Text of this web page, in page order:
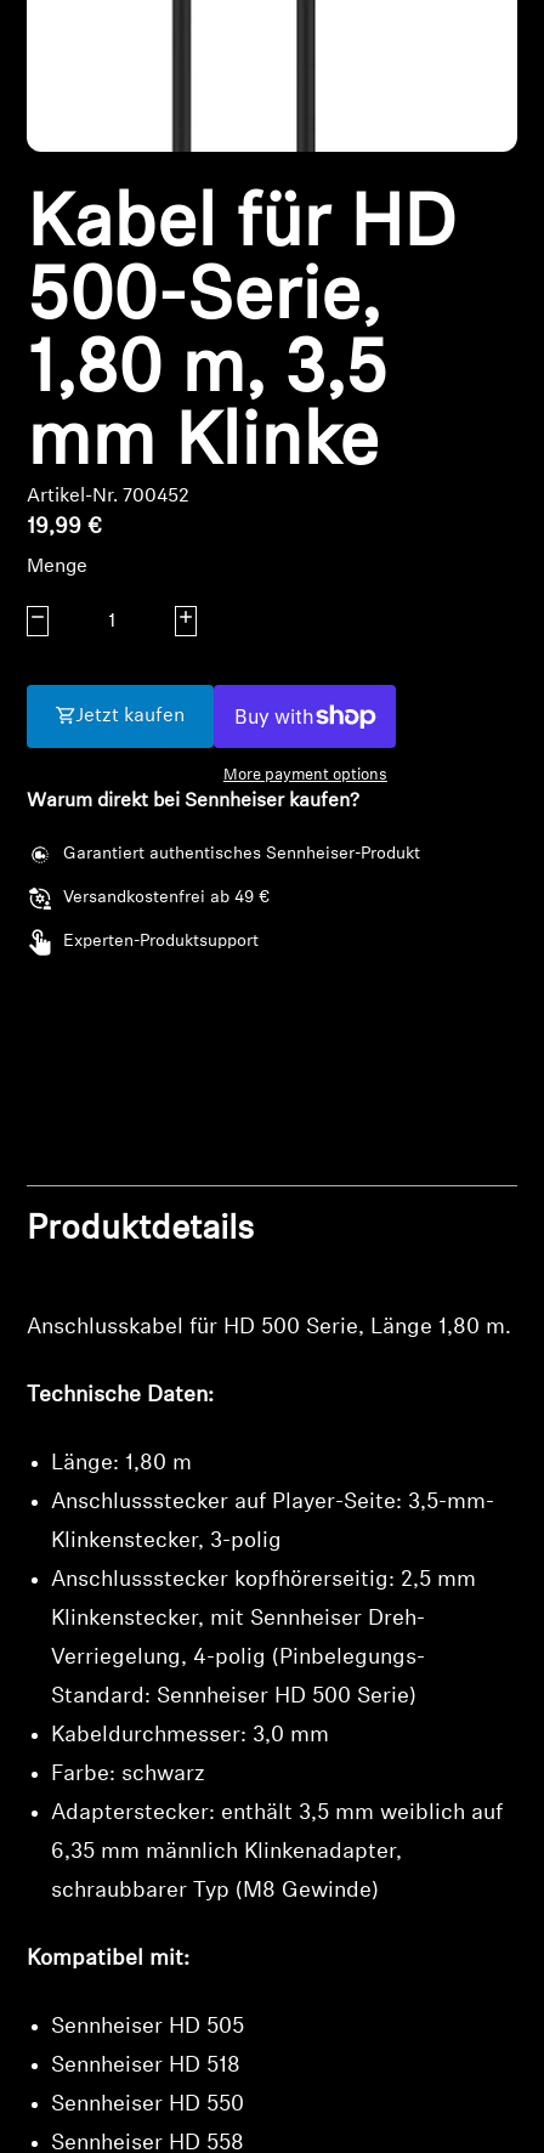
Hearing
TV-Kopfhörer
Original-Hörteile & Zubehör
Soundbars
AMBEO entdecken
Innovationen
Kabel für HD
500-Serie,
1,80 m, 3,5
mm Klinke
Artikel-Nr. 700452
19,99 €
Menge
Menge verringern Menge erhöhen
Jetzt kaufen
More payment options
Warum direkt bei Sennheiser kaufen?
Garantiert authentisches Sennheiser-Produkt
Versandkostenfrei ab 49 €
Experten-Produktsupport
Produktdetails
Anschlusskabel für HD 500 Serie, Länge 1,80 m.
Technische Daten:
Länge: 1,80 m
Anschlussstecker auf Player-Seite: 3,5-mm-
Klinkenstecker, 3-polig
Anschlussstecker kopfhörerseitig: 2,5 mm
Klinkenstecker, mit Sennheiser Dreh-
Verriegelung, 4-polig (Pinbelegungs-
Standard: Sennheiser HD 500 Serie)
Kabeldurchmesser: 3,0 mm
Farbe: schwarz
Adapterstecker: enthält 3,5 mm weiblich auf
6,35 mm männlich Klinkenadapter,
schraubbarer Typ (M8 Gewinde)
Kompatibel mit:
Sennheiser HD 505
Sennheiser HD 518
Sennheiser HD 550
Sennheiser HD 558
Anmeldung erforderlich
Melden Sie sich bei Ihrem Konto an, um
Ihre zuvor gespeicherten Artikel anzuzeigen.